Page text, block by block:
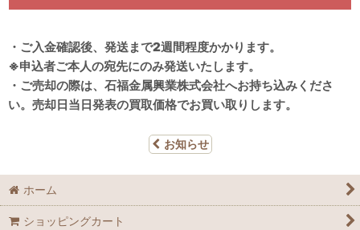
・ご入金確認後、発送まで2週間程度かかります。
※申込者ご本人の宛先にのみ発送いたします。
・ご売却の際は、石福金属興業株式会社へお持ち込みくださ
い。売却日当日発表の買取価格でお買い取りします。
お知らせ
ホーム
ショッピングカート